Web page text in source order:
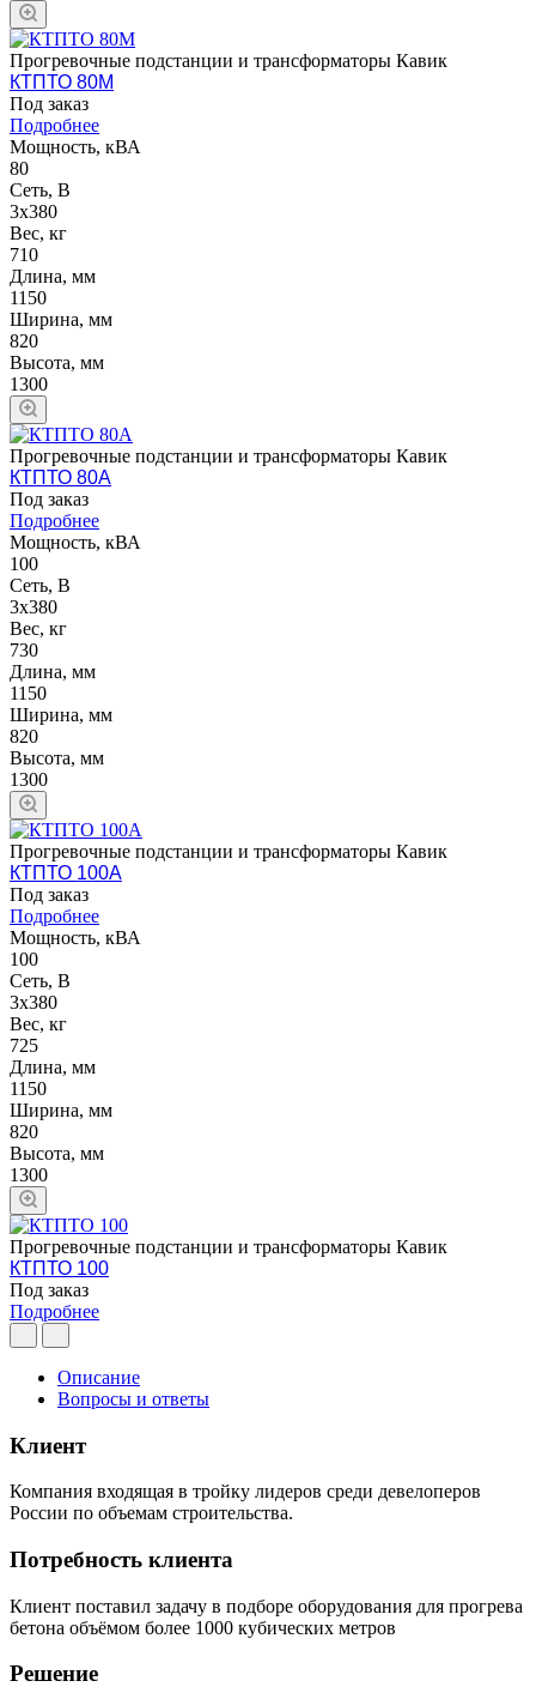
Прогревочные подстанции и трансформаторы Кавик
КТПТО 80М
Под заказ
Подробнее
Мощность, кВА
80
Сеть, В
3х380
Вес, кг
710
Длина, мм
1150
Ширина, мм
820
Высота, мм
1300
Прогревочные подстанции и трансформаторы Кавик
КТПТО 80А
Под заказ
Подробнее
Мощность, кВА
100
Сеть, В
3х380
Вес, кг
730
Длина, мм
1150
Ширина, мм
820
Высота, мм
1300
Прогревочные подстанции и трансформаторы Кавик
КТПТО 100А
Под заказ
Подробнее
Мощность, кВА
100
Сеть, В
3х380
Вес, кг
725
Длина, мм
1150
Ширина, мм
820
Высота, мм
1300
Прогревочные подстанции и трансформаторы Кавик
КТПТО 100
Под заказ
Подробнее
Описание
Вопросы и ответы
Клиент
Компания входящая в тройку лидеров среди девелоперов
России по объемам строительства.
Потребность клиента
Клиент поставил задачу в подборе оборудования для прогрева
бетона объёмом более 1000 кубических метров
Решение